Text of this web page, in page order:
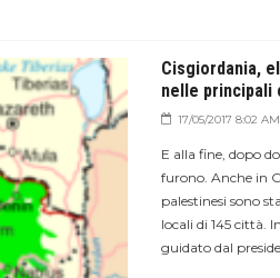
Cisgiordania,
nelle principali
17/05/2017 8:02 AM
E alla fine, dopo
furono. Anche in
palestinesi sono
locali di 145 città.
guidato dal